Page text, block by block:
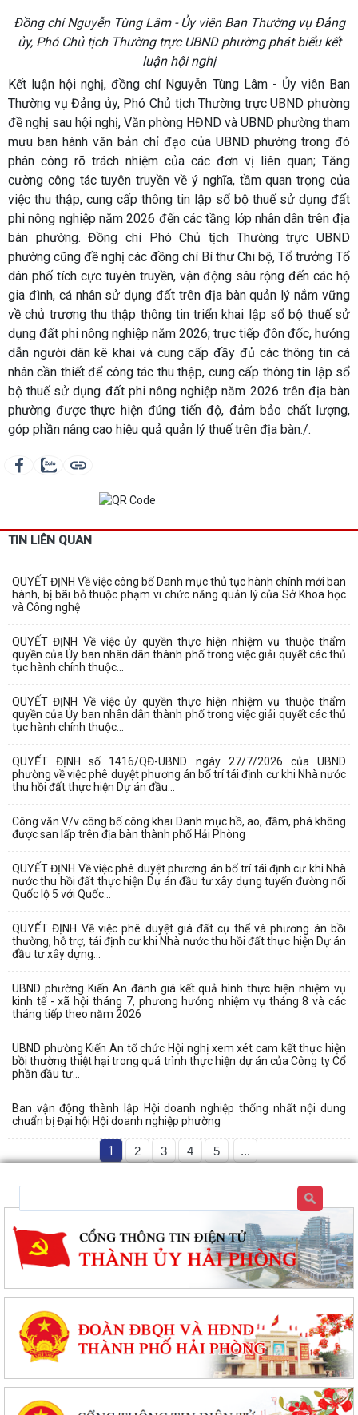
Đồng chí Nguyễn Tùng Lâm - Ủy viên Ban Thường vụ Đảng
ủy, Phó Chủ tịch Thường trực UBND phường phát biểu kết
luận hội nghị
Kết luận hội nghị, đồng chí Nguyễn Tùng Lâm - Ủy viên Ban
Thường vụ Đảng ủy, Phó Chủ tịch Thường trực UBND phường
đề nghị sau hội nghị, Văn phòng HĐND và UBND phường tham
mưu ban hành văn bản chỉ đạo của UBND phường trong đó
phân công rõ trách nhiệm của các đơn vị liên quan; Tăng
cường công tác tuyên truyền về ý nghĩa, tầm quan trọng của
việc thu thập, cung cấp thông tin lập sổ bộ thuế sử dụng đất
phi nông nghiệp năm 2026 đến các tầng lớp nhân dân trên địa
bàn phường. Đồng chí Phó Chủ tịch Thường trực UBND
phường cũng đề nghị các đồng chí Bí thư Chi bộ, Tổ trưởng Tổ
dân phố tích cực tuyên truyền, vận động sâu rộng đến các hộ
gia đình, cá nhân sử dụng đất trên địa bàn quản lý nắm vững
về chủ trương thu thập thông tin triển khai lập sổ bộ thuế sử
dụng đất phi nông nghiệp năm 2026; trực tiếp đôn đốc, hướng
dẫn người dân kê khai và cung cấp đầy đủ các thông tin cá
nhân cần thiết để công tác thu thập, cung cấp thông tin lập sổ
bộ thuế sử dụng đất phi nông nghiệp năm 2026 trên địa bàn
phường được thực hiện đúng tiến độ, đảm bảo chất lượng,
góp phần nâng cao hiệu quả quản lý thuế trên địa bàn./.
TIN LIÊN QUAN
QUYẾT ĐỊNH Về việc công bố Danh mục thủ tục hành chính mới ban
hành, bị bãi bỏ thuộc phạm vi chức năng quản lý của Sở Khoa học
và Công nghệ
QUYẾT ĐỊNH Về việc ủy quyền thực hiện nhiệm vụ thuộc thẩm
quyền của Ủy ban nhân dân thành phố trong việc giải quyết các thủ
tục hành chính thuộc...
QUYẾT ĐỊNH Về việc ủy quyền thực hiện nhiệm vụ thuộc thẩm
quyền của Ủy ban nhân dân thành phố trong việc giải quyết các thủ
tục hành chính thuộc...
QUYẾT ĐỊNH số 1416/QĐ-UBND ngày 27/7/2026 của UBND
phường về việc phê duyệt phương án bố trí tái định cư khi Nhà nước
thu hồi đất thực hiện Dự án đầu...
Công văn V/v công bố công khai Danh mục hồ, ao, đầm, phá không
được san lấp trên địa bàn thành phố Hải Phòng
QUYẾT ĐỊNH Về việc phê duyệt phương án bố trí tái định cư khi Nhà
nước thu hồi đất thực hiện Dự án đầu tư xây dựng tuyến đường nối
Quốc lộ 5 với Quốc...
QUYẾT ĐỊNH Về việc phê duyệt giá đất cụ thể và phương án bồi
thường, hỗ trợ, tái định cư khi Nhà nước thu hồi đất thực hiện Dự án
đầu tư xây dựng...
UBND phường Kiến An đánh giá kết quả hình thực hiện nhiệm vụ
kinh tế - xã hội tháng 7, phương hướng nhiệm vụ tháng 8 và các
tháng tiếp theo năm 2026
UBND phường Kiến An tổ chức Hội nghị xem xét cam kết thực hiện
bồi thường thiệt hại trong quá trình thực hiện dự án của Công ty Cổ
phần đầu tư...
Ban vận động thành lập Hội doanh nghiệp thống nhất nội dung
chuẩn bị Đại hội Hội doanh nghiệp phường
1 2 3 4 5 ...